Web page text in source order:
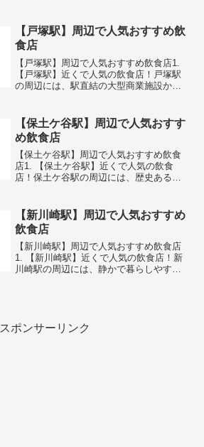
っています。日本を代表する一大観光地
であるからこそ、駅の近...
【戸塚駅】周辺で人気おすすめ飲
食店
【戸塚駅】周辺で人気おすすめ飲食店1.
【戸塚駅】近くで人気の飲食店！戸塚駅
の周辺には、駅直結の大型商業施設から
JR線や横浜市営地下鉄が乗り入れる主要
なターミナル駅だか...
【保土ケ谷駅】周辺で人気おすす
め飲食店
【保土ケ谷駅】周辺で人気おすすめ飲食
店1. 【保土ケ谷駅】近くで人気の飲食
店！保土ケ谷駅の周辺には、歴史ある宿
飲食店が数多く存在しています。横浜駅
まで一駅という抜群の利...
【新川崎駅】周辺で人気おすすめ
飲食店
【新川崎駅】周辺で人気おすすめ飲食店
1. 【新川崎駅】近くで人気の飲食店！新
川崎駅の周辺には、静かで暮らしやすい
スポンサーリンク